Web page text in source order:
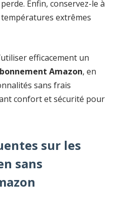
Enfin, conservez-le à
températures extrêmes
efficacement un
Amazon, en
sans frais
confort et sécurité pour
sur les
sans